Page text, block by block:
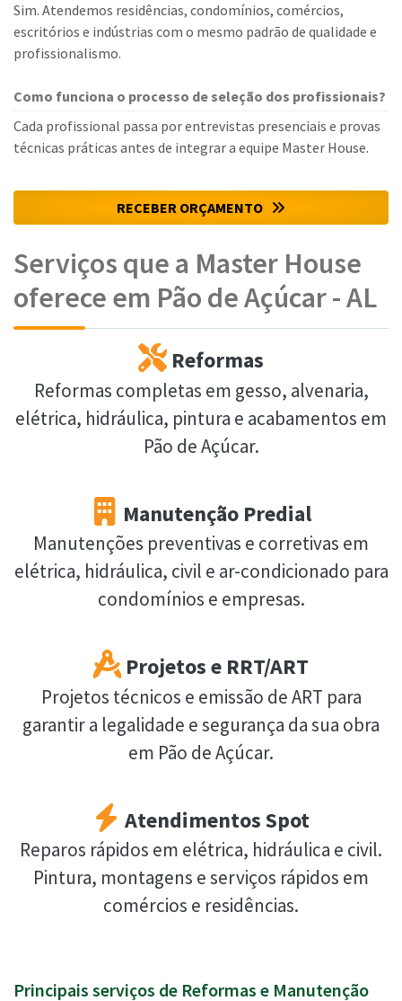
Sim. Atendemos residências, condomínios, comércios,
escritórios e indústrias com o mesmo padrão de qualidade e
profissionalismo.
Como funciona o processo de seleção dos profissionais?
Cada profissional passa por entrevistas presenciais e provas
técnicas práticas antes de integrar a equipe Master House.
RECEBER ORÇAMENTO
Serviços que a Master House
oferece em Pão de Açúcar - AL
Reformas
Reformas completas em gesso, alvenaria,
elétrica, hidráulica, pintura e acabamentos em
Pão de Açúcar.
Manutenção Predial
Manutenções preventivas e corretivas em
elétrica, hidráulica, civil e ar-condicionado para
condomínios e empresas.
Projetos e RRT/ART
Projetos técnicos e emissão de ART para
garantir a legalidade e segurança da sua obra
em Pão de Açúcar.
Atendimentos Spot
Reparos rápidos em elétrica, hidráulica e civil.
Pintura, montagens e serviços rápidos em
comércios e residências.
Principais serviços de Reformas e Manutenção